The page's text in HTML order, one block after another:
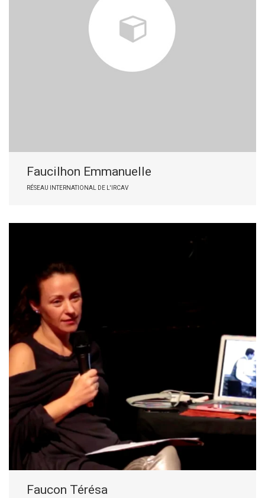
Faucilhon Emmanuelle
RÉSEAU INTERNATIONAL DE L'IRCAV
Faucon Térésa